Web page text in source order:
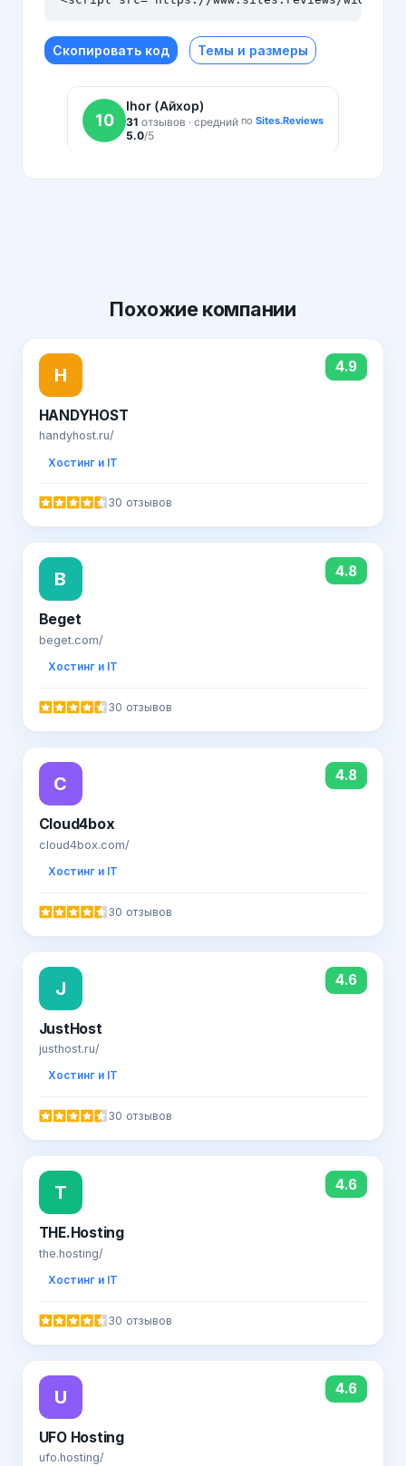
Скопировать код Темы и размеры
Похожиекомпании
H 4.9
HANDYHOST
handyhost.ru/
Хостинг и IT
30 отзывов
B 4.8
Beget
beget.com/
Хостинг и IT
30 отзывов
C 4.8
Cloud4box
cloud4box.com/
Хостинг и IT
30 отзывов
J 4.6
JustHost
justhost.ru/
Хостинг и IT
30 отзывов
T 4.6
THE.Hosting
the.hosting/
Хостинг и IT
30 отзывов
U 4.6
UFO Hosting
ufo.hosting/